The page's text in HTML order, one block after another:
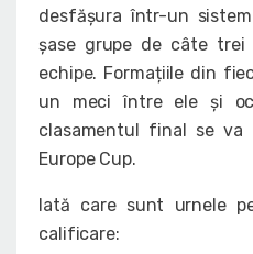
desfășura într-un
șase grupe de câte
echipe. Formațiile din
un meci între ele și
clasamentul final se va
Europe Cup.
Iată care sunt urnele
calificare: